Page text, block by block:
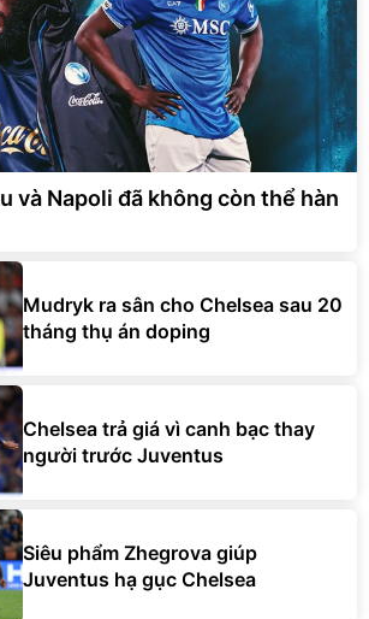
và Napoli đã không còn thể hàn
Mudryk ra sân cho Chelsea sau 20
tháng thụ án doping
Chelsea trả giá vì canh bạc thay
người trước Juventus
Siêu phẩm Zhegrova giúp
Juventus hạ gục Chelsea